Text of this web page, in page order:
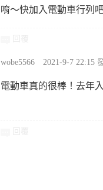
唷～快加入電動車行列
wobe5566 2021-9-7 22:15
電動車真的很棒！去年